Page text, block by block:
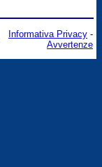
Informativa Privacy -
Avvertenze